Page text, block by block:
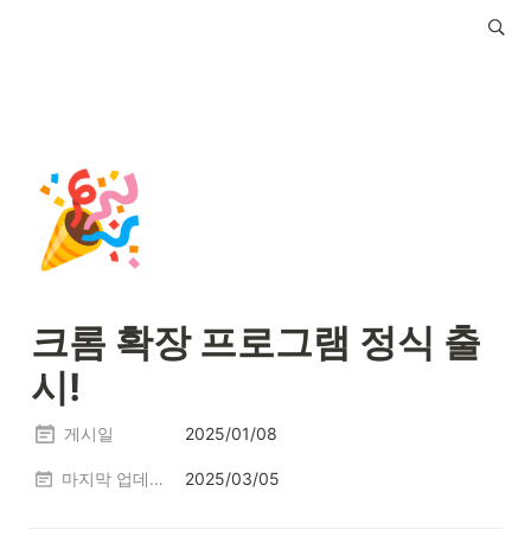
🎉
크롬 확장 프로그램 정식 출
시!
게시일 2025/01/08
마지막 업데이트 2025/03/05